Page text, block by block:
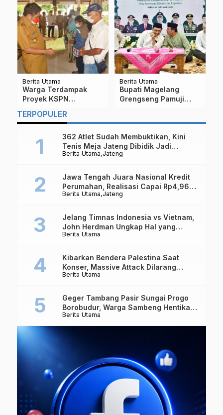
Berita Utama
Wabup Sahid Buka
Jalan Sehat HUT ke-
Membludak di
Berita Utama
Polres Magelang Kota
Gelar Patroli Ramadan,
TERPOPULER
Berita Utama Jateng
362 Atlet Sudah Membuktikan, Kini
Tenis Meja Jateng Dibidik Jadi
Kekuatan Nasional
Berita Utama Jateng
Jawa Tengah Juara Nasional Kredit
Perumahan, Realisasi Capai Rp4,96
Triliun
Berita Utama
Jelang Timnas Indonesia vs Vietnam,
John Herdman Ungkap Hal yang
Dipertaruhkan
Berita Utama
Kibarkan Bendera Palestina Saat
Konser, Massive Attack Dilarang
Masuk Singapura Lagi
Berita Utama
Geger Tambang Pasir Sungai Progo
Borobudur, Warga Sambeng Hentikan
Alat Berat dan Usir Truk